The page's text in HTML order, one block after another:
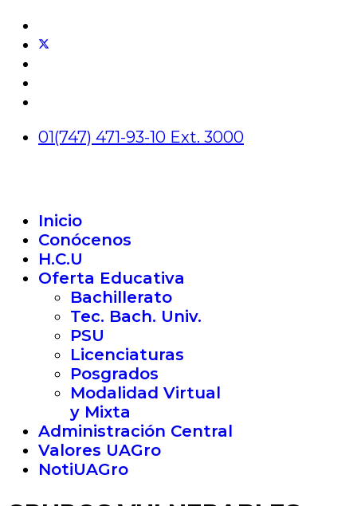
01(747) 471-93-10 Ext. 3000
Inicio
Conócenos
H.C.U
Oferta Educativa
Bachillerato
Tec. Bach. Univ.
PSU
Licenciaturas
Posgrados
Modalidad Virtual
y Mixta
Administración Central
Valores UAGro
NotiUAGro